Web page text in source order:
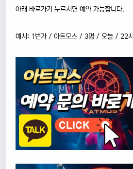
아래 바로가기 누르시면 예약 가능합니다.
예시: 1번가 / 아트모스 / 3명 / 오늘 / 22시